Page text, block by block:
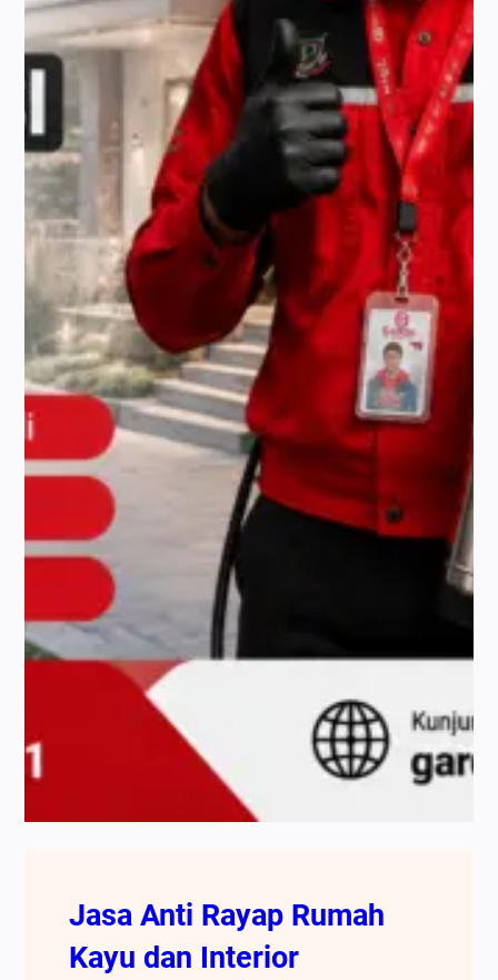
Jasa Anti Rayap Rumah
Kayu dan Interior